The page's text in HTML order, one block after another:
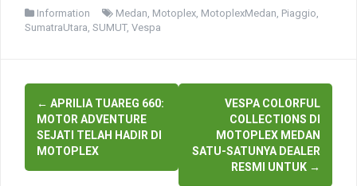
Information Medan Motoplex MotoplexMedan Piaggio
SumatraUtara SUMUT, Vespa
Post
navigation
← APRILIA TUAREG 660:
MOTOR ADVENTURE
SEJATI TELAH HADIR DI
MOTOPLEX
VESPA COLORFUL
COLLECTIONS DI
MOTOPLEX MEDAN
SATU-SATUNYA DEALER
RESMI UNTUK →